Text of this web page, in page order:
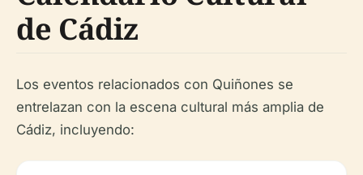
de Cádiz
Los eventos relacionados con Quiñones se
entrelazan con la escena cultural más amplia de
Cádiz, incluyendo: